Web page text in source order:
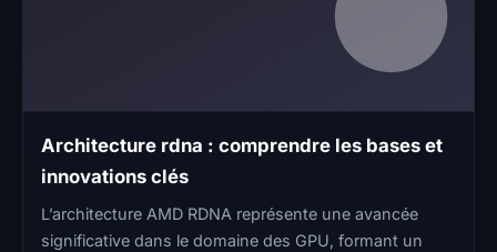
Architecture rdna : comprendre les bases et
innovations clés
L’architecture AMD RDNA représente une avancée
significative dans le domaine des GPU, formant un